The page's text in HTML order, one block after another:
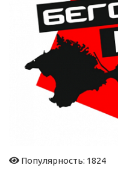
Популярность: 1824